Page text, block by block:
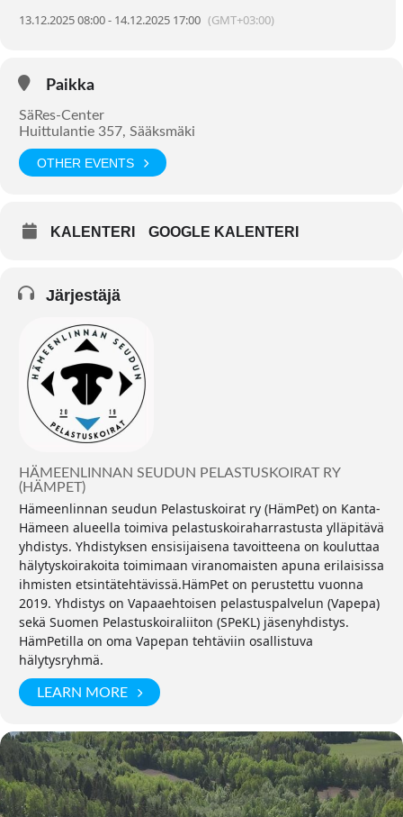
13.12.2025 08:00 - 14.12.2025 17:00 (GMT+03:00)
Paikka
SäRes-Center
Huittulantie 357, Sääksmäki
OTHER EVENTS
KALENTERI GOOGLE KALENTERI
Järjestäjä
HÄMEENLINNAN SEUDUN PELASTUSKOIRAT RY
(HÄMPET)
Hämeenlinnan seudun Pelastuskoirat ry (HämPet) on Kanta-
Hämeen alueella toimiva pelastuskoiraharrastusta ylläpitävä
yhdistys. Yhdistyksen ensisijaisena tavoitteena on kouluttaa
hälytyskoirakoita toimimaan viranomaisten apuna erilaisissa
ihmisten etsintätehtävissä.​HämPet on perustettu vuonna
2019. Yhdistys on Vapaaehtoisen pelastuspalvelun (Vapepa)
sekä Suomen Pelastuskoiraliiton (SPeKL) jäsenyhdistys.
HämPetilla on oma Vapepan tehtäviin osallistuva
hälytysryhmä.
LEARN MORE